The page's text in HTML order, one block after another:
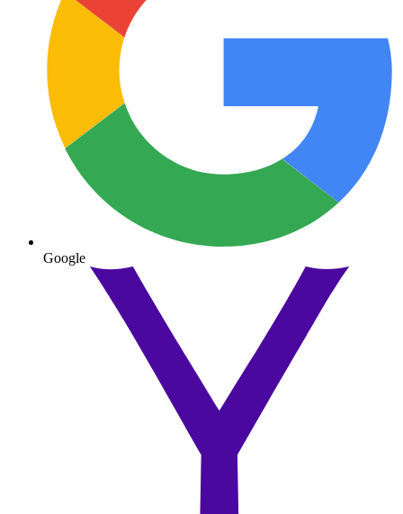
Google